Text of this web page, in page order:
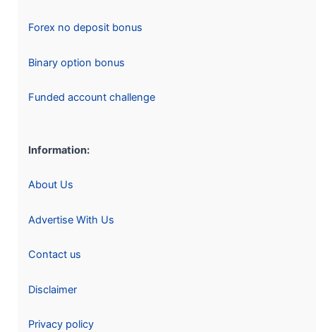
Forex no deposit bonus
Binary option bonus
Funded account challenge
Information:
About Us
Advertise With Us
Contact us
Disclaimer
Privacy policy